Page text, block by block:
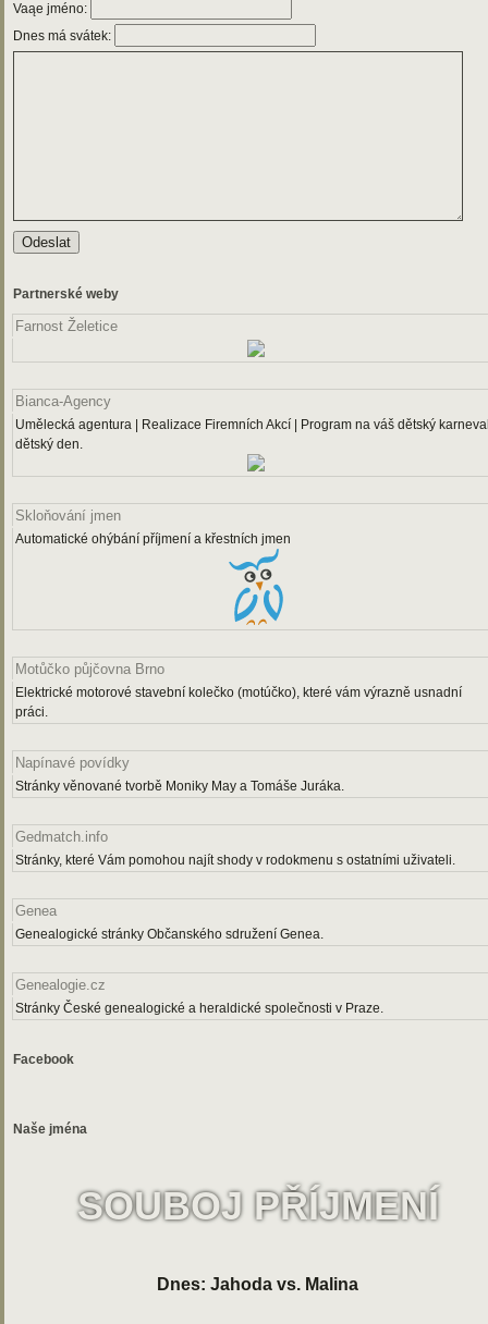
Vaąe jméno:
Dnes má svátek:
Partnerské weby
Farnost Želetice
Bianca-Agency
Umělecká agentura | Realizace Firemních Akcí | Program na váš dětský
dětský den.
Skloňování jmen
Automatické ohýbání příjmení a křestních jmen
Motůčko půjčovna Brno
Elektrické motorové stavební kolečko (motúčko), které vám výrazně usnadní
práci.
Napínavé povídky
Stránky věnované tvorbě Moniky May a Tomáše Juráka.
Gedmatch.info
Stránky, které Vám pomohou najít shody v rodokmenu s ostatními uživateli.
Genea
Genealogické stránky Občanského sdružení Genea.
Genealogie.cz
Stránky České genealogické a heraldické společnosti v Praze.
Facebook
Naše jména
SOUBOJ PŘÍJMENÍ
Dnes: Jahoda vs. Malina